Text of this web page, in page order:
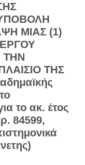
ΜΙΑΣ (1)
ΤΗΝ
ΤΗΣ
το ακ. έτος
84599,